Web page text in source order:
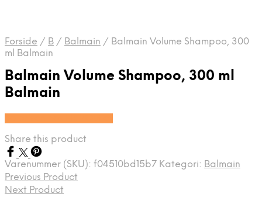
Forside / B / Balmain / Balmain Volume Shampoo, 300
ml Balmain
Balmain Volume Shampoo, 300 ml
Balmain
Share this product
Varenummer (SKU): f04510bd15b7 Kategori: Balmain
Previous Product
Next Product